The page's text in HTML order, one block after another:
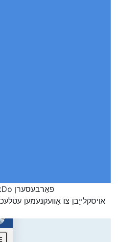
פאַרבעסערן JustDo מיטגלידער פאַרוואַלטונג
אויסקלייַבן צו אַוועקנעמען